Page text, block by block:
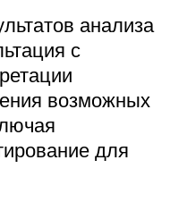
анализа
с
возможных
для